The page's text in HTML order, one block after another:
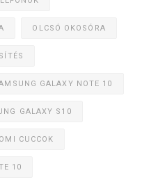
OLCSÓ OKOSÓRA
GALAXY NOTE 10
GALAXY S10
CUCCOK
10